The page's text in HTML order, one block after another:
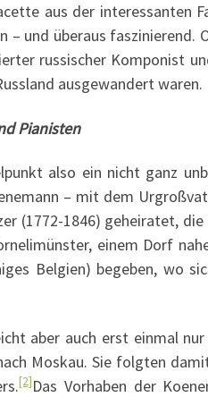
aus der interessanten
und überaus
russischer Komponist
ausgewandert waren.
Pianisten
also ein nicht ganz
– mit dem
(1772-1846) geheiratet,
einem Dorf
Belgien) begeben,
aber auch erst einmal
Moskau. Sie folgten
[2]Das Vorhaben der